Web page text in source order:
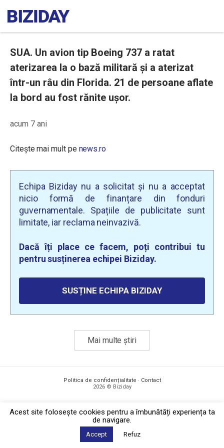
SUA. Un avion tip Boeing 737 a ratat
aterizarea la o bază militară și a aterizat
într-un râu din Florida. 21 de persoane aflate
la bord au fost rănite ușor.
acum 7 ani
Citește mai mult pe news.ro
Echipa Biziday nu a solicitat și nu a acceptat
nicio formă de finanțare din fonduri
guvernamentale. Spațiile de publicitate sunt
limitate, iar reclama neinvazivă.
Dacă îți place ce facem, poți contribui tu
pentru susținerea echipei Biziday.
SUSȚINE ECHIPA BIZIDAY
Mai multe știri
Politica de confidențialitate · Contact
2026 © Biziday
Acest site foloseşte cookies pentru a îmbunătăți experiența ta
de navigare.
Accept Refuz